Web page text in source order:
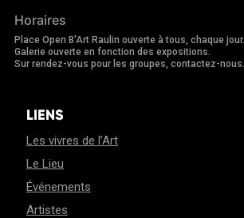
Horaires
Place Open B'Art Raulin ouverte à tous, chaque jour.
Galerie ouverte en fonction des expositions.
Sur rendez-vous pour les groupes, contactez-nous.
LIENS
Les vivres de l’Art
Le Lieu
Événements
Artistes